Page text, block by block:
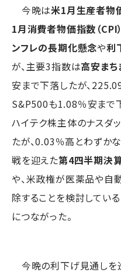
今晩は米1月生産者物
1月消費者物価指数（CPI
ンフレの長期化懸念や利
が、主要3指数は高安まち
安まで下落したが、
S&P500も1.08％安まで
ハイテク株主体のナスダ
たが、0.03％高とわずか
戦を迎えた第4四半期決
や、米政権が医薬品や自
除することを検討してい
につながった。
今晩の利下げ見通しを